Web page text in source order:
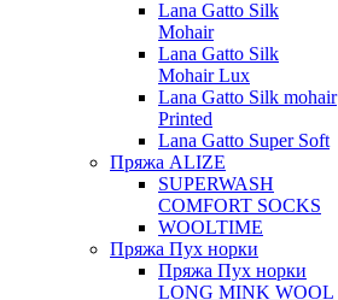
Lana Gatto Silk
Mohair
Lana Gatto Silk
Mohair Lux
Lana Gatto Silk mohair
Printed
Lana Gatto Super Soft
Пряжа ALIZE
SUPERWASH
COMFORT SOCKS
WOOLTIME
Пряжа Пух норки
Пряжа Пух норки
LONG MINK WOOL